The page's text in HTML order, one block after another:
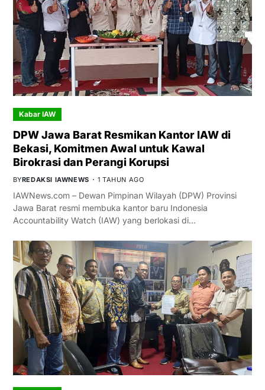
Kabar IAW
DPW Jawa Barat Resmikan Kantor IAW di
Bekasi, Komitmen Awal untuk Kawal
Birokrasi dan Perangi Korupsi
BYREDAKSI IAWNEWS 1 TAHUN AGO
IAWNews.com – Dewan Pimpinan Wilayah (DPW) Provinsi
Jawa Barat resmi membuka kantor baru Indonesia
Accountability Watch (IAW) yang berlokasi di…